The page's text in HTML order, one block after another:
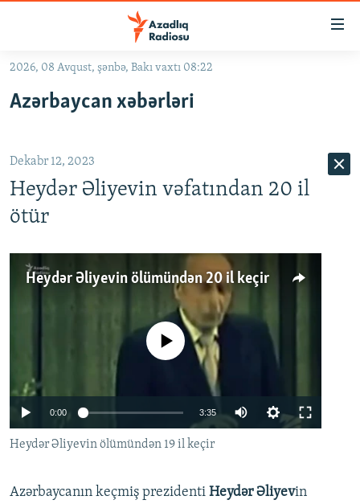
Əsas
qayıt
qayıt
Axtarışa
FƏRQƏ BAX
ARAŞDIRMA
MULTIMEDIA
İNFOQRAFIKA
AZƏRBAYCAN ƏDƏBIYYATI KITABXANASI
MISSIYAMIZ
PEŞƏ ETIKASI VƏ JURNALISTIKA STANDARTLARIMIZ
BIZIMLƏ ƏLAQƏ
BIZI IZLƏ
2026, 08 Avqust, şənbə, Bakı vaxtı 08:22
Azərbaycan xəbərləri
Dekabr 12, 2023
Heydər Əliyevin vəfatından 20 il
ötür
Heydər Əliyevin ölümündən 20 il keçir
Auto 270p 360p 720p
No media source currently available
0:00 3:35
720p
Heydər Əliyevin ölümündən 19 il keçir
Azərbaycanın keçmiş prezidenti Heydər Əliyevin